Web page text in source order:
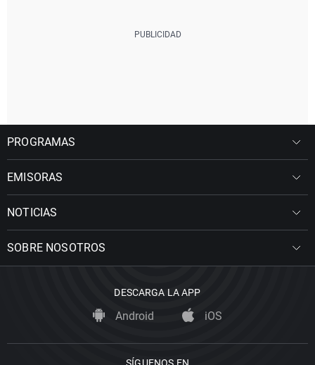
PROGRAMAS
EMISORAS
NOTICIAS
SOBRE NOSOTROS
DESCARGA LA APP
Android iOS
SÍGUENOS EN